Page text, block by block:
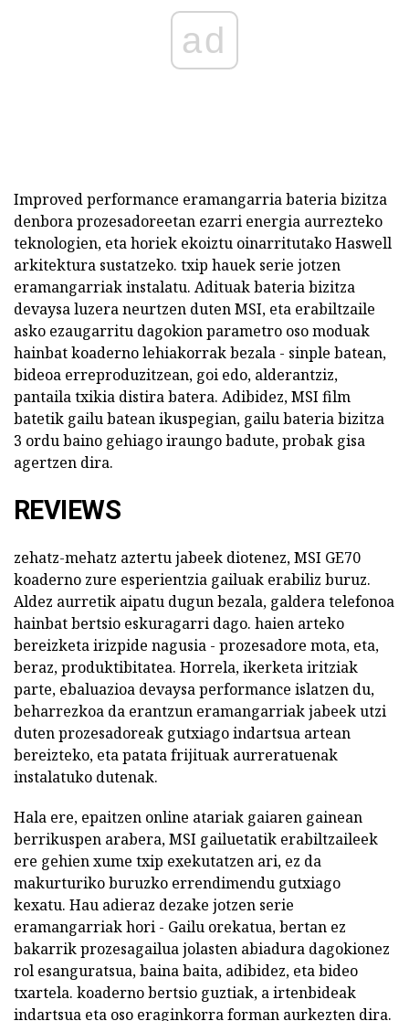
ad
Improved performance eramangarria bateria bizitza
denbora prozesadoreetan ezarri energia aurrezteko
teknologien, eta horiek ekoiztu oinarritutako Haswell
arkitektura sustatzeko. txip hauek serie jotzen
eramangarriak instalatu. Adituak bateria bizitza
devaysa luzera neurtzen duten MSI, eta erabiltzaile
asko ezaugarritu dagokion parametro oso moduak
hainbat koaderno lehiakorrak bezala - sinple batean,
bideoa erreproduzitzean, goi edo, alderantziz,
pantaila txikia distira batera. Adibidez, MSI film
batetik gailu batean ikuspegian, gailu bateria bizitza
3 ordu baino gehiago iraungo badute, probak gisa
agertzen dira.
REVIEWS
zehatz-mehatz aztertu jabeek diotenez, MSI GE70
koaderno zure esperientzia gailuak erabiliz buruz.
Aldez aurretik aipatu dugun bezala, galdera telefonoa
hainbat bertsio eskuragarri dago. haien arteko
bereizketa irizpide nagusia - prozesadore mota, eta,
beraz, produktibitatea. Horrela, ikerketa iritziak
parte, ebaluazioa devaysa performance islatzen du,
beharrezkoa da erantzun eramangarriak jabeek utzi
duten prozesadoreak gutxiago indartsua artean
bereizteko, eta patata frijituak aurreratuenak
instalatuko dutenak.
Hala ere, epaitzen online atariak gaiaren gainean
berrikuspen arabera, MSI gailuetatik erabiltzaileek
ere gehien xume txip exekutatzen ari, ez da
makurturiko buruzko errendimendu gutxiago
kexatu. Hau adieraz dezake jotzen serie
eramangarriak hori - Gailu orekatua, bertan ez
bakarrik prozesagailua jolasten abiadura dagokionez
rol esanguratsua, baina baita, adibidez, eta bideo
txartela. koaderno bertsio guztiak, a irtenbideak
indartsua eta oso eraginkorra forman aurkezten dira.